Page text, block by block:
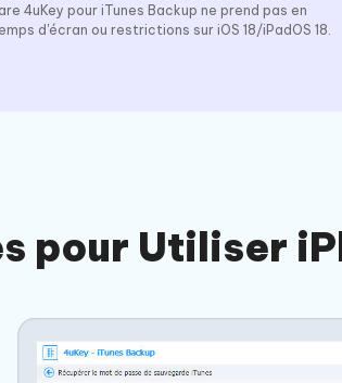
4uKey pour iTunes Backup ne prend pas en
d'écran ou restrictions sur iOS 18/iPadOS 18.
pour Utiliser